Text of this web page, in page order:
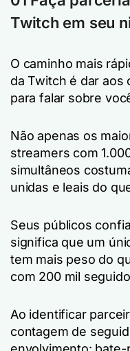
Twitch em seu
O caminho mais
da Twitch é dar aos
para falar sobre
Não apenas os
streamers com
simultâneos
unidas e leais do
Seus públicos
significa que um
tem mais peso do
com 200 mil
Ao identificar
contagem de